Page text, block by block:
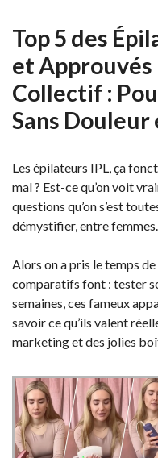
Top 5 des
et
Collectif :
Sans Douleur
Les épilateurs IPL, ça
mal ? Est-ce qu’on voit
questions qu’on s’est
démystifier, entre femmes.
Alors on a pris le temps
comparatifs font : tester
semaines, ces fameux
savoir ce qu’ils valent
marketing et des jolies